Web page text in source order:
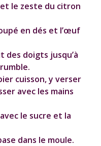
le zeste du citron
en dés et l’œuf
des doigts jusqu’à
cuisson, y verser
avec les mains
le sucre et la
dans le moule.